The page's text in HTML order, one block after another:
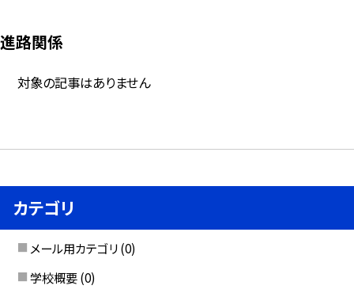
進路関係
対象の記事はありません
カテゴリ
メール用カテゴリ (0)
学校概要 (0)